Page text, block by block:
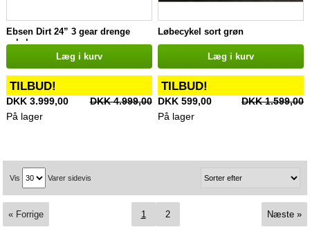
Ebsen Dirt 24” 3 gear drenge
cykel
Læg i kurv
TILBUD!
DKK 3.999,00
DKK 4.999,00
På lager
Løbecykel sort grøn
Læg i kurv
TILBUD!
DKK 599,00
DKK 1.599,00
På lager
Vis Varer sidevis
« Forrige 1 2 Næste »